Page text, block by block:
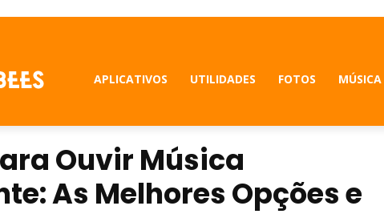
APLICATIVOS UTILIDADES FOTOS MÚSICA
Ouvir Música
As Melhores Opções e